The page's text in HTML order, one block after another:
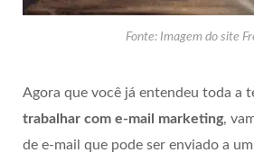
Fonte: Imagem do site
Agora que você já entendeu toda a
trabalhar com e-mail marketing,
de e-mail que pode ser enviado a